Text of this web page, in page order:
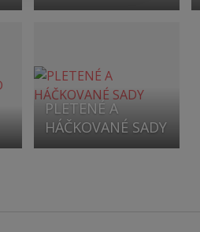
PLETENÉ A
HÁČKOVANÉ SADY